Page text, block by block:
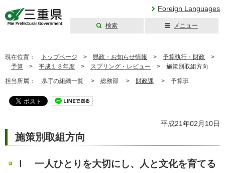
Foreign Languages
検索 メニュー
現在位置： トップページ > 県政・お知らせ情報 > 予算執行・財政 >
予算 > 平成１３年度 > スプリング・レビュー > 施策別取組方向
担当所属： 県庁の組織一覧 > 総務部 > 財政課 > 予算班
平成21年02月10日
施策別取組方向
Ｉ 一人ひとりを大切にし、人と文化を育てる